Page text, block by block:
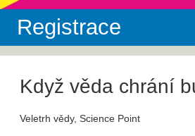
Registrace
Když věda chrání
Veletrh vědy, Science Point